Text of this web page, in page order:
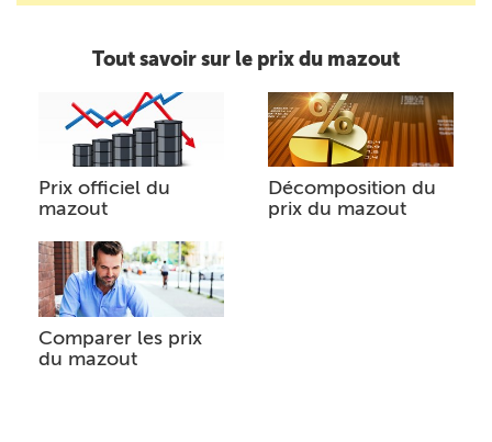
Tout savoir sur le prix du mazout
Prix officiel du
mazout
Décomposition du
prix du mazout
Comparer les prix
du mazout